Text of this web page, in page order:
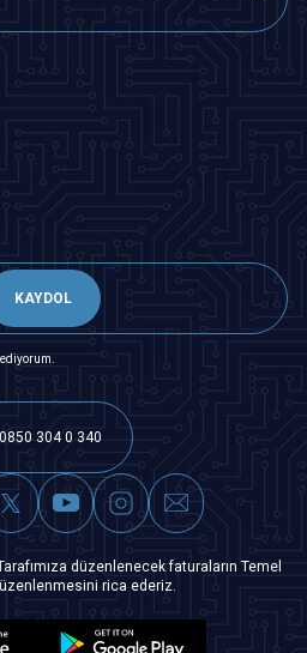
KAYDOL
304 0 340
düzenlenecek faturaların Temel
rica ederiz.